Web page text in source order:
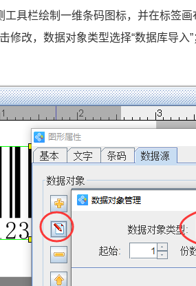
具栏绘制一维条码图标，并在标签画
改，数据对象类型选择“数据库导入”